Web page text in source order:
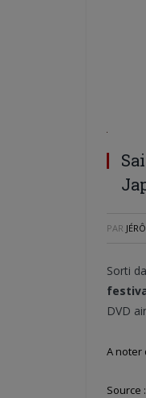
PAR
Sorti
DVD
A noter
Source